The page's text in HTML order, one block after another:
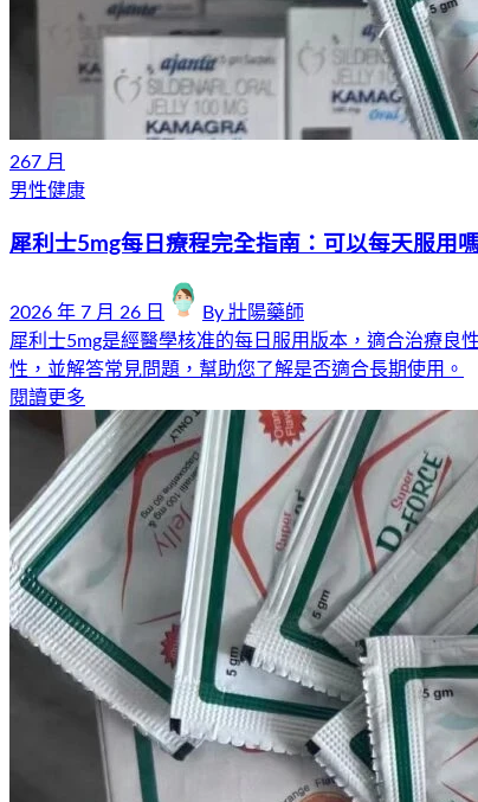
267 月
男性健康
犀利士5mg每日療程完全指南：可以每天服用
2026 年 7 月 26 日 By 壯陽藥師
犀利士5mg是經醫學核准的每日服用版本，適合治療良
性，並解答常見問題，幫助您了解是否適合長期使用。
閱讀更多